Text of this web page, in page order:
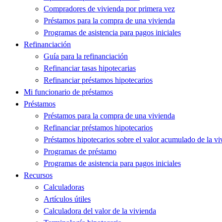
Compradores de vivienda por primera vez
Préstamos para la compra de una vivienda
Programas de asistencia para pagos iniciales
Refinanciación
Guía para la refinanciación
Refinanciar tasas hipotecarias
Refinanciar préstamos hipotecarios
Mi funcionario de préstamos
Préstamos
Préstamos para la compra de una vivienda
Refinanciar préstamos hipotecarios
Préstamos hipotecarios sobre el valor acumulado de la
Programas de préstamo
Programas de asistencia para pagos iniciales
Recursos
Calculadoras
Artículos útiles
Calculadora del valor de la vivienda